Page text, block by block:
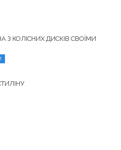
З КОЛІСНИХ ДИСКІВ СВОЇМИ